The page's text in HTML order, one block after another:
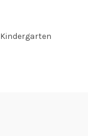
Kindergarten